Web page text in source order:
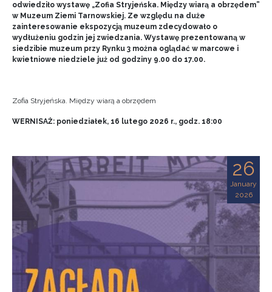
odwiedziło wystawę „Zofia Stryjeńska. Między wiarą a obrzędem”
w Muzeum Ziemi Tarnowskiej. Ze względu na duże
zainteresowanie ekspozycją muzeum zdecydowało o
wydłużeniu godzin jej zwiedzania. Wystawę prezentowaną w
siedzibie muzeum przy Rynku 3 można oglądać w marcowe i
kwietniowe niedziele już od godziny 9.00 do 17.00.
Zofia Stryjeńska. Między wiarą a obrzędem
WERNISAŻ: poniedziałek, 16 lutego 2026 r., godz. 18:00
26
January
2026